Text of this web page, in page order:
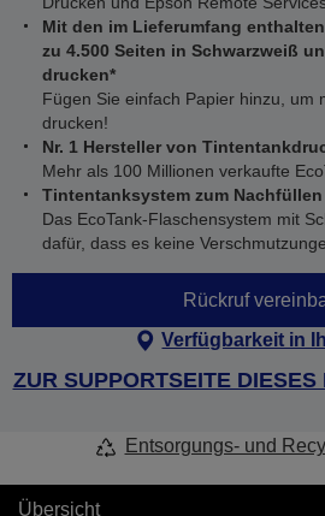
Mit den im Lieferumfang
zu 4.500 Seiten in Schwarzweiß
drucken*
Fügen Sie einfach Papier hinzu, um
drucken!
Nr. 1 Hersteller von
Mehr als 100 Millionen verkaufte
Tintentanksystem zum
Das EcoTank-Flaschensystem mit
dafür, dass es keine
Rückruf
Verfügbarkeit in
ZUR SUPPORTSEITE
Entsorgungs- und
Übersicht